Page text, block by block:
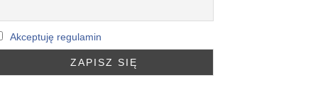
Akceptuję regulamin